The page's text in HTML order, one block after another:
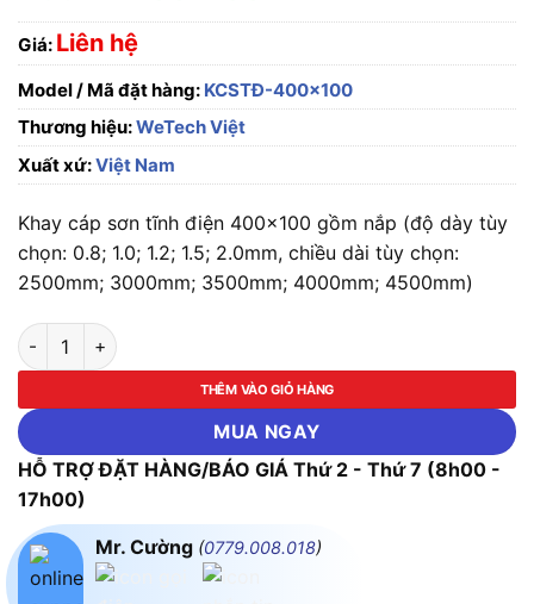
Giá: Liên hệ
Model / Mã đặt hàng: KCSTĐ-400x100
Thương hiệu:WeTech Việt
Xuất xứ:Việt Nam
Khay cáp sơn tĩnh điện 400×100 gồm nắp (độ dày tùy
chọn: 0.8; 1.0; 1.2; 1.5; 2.0mm, chiều dài tùy chọn:
2500mm; 3000mm; 3500mm; 4000mm; 4500mm)
Khay cáp sơn tĩnh điện 400x100 gồm nắp (độ dày, chiều dài
THÊM VÀO GIỎ HÀNG
MUA NGAY
HỖ TRỢ ĐẶT HÀNG/BÁO GIÁ Thứ 2 - Thứ 7 (8h00 -
17h00)
Mr. Cường (0779.008.018)